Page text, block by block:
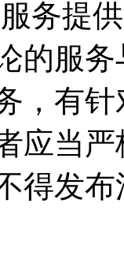
务提
的服
，有
应当
得发